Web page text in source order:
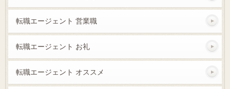
転職エージェント 営業職
転職エージェント お礼
転職エージェント オススメ